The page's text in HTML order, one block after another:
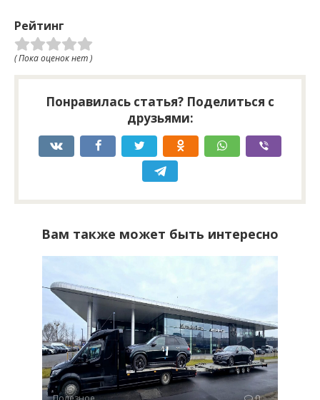
Рейтинг
( Пока оценок нет )
Понравилась статья? Поделиться с
друзьями:
Вам также может быть интересно